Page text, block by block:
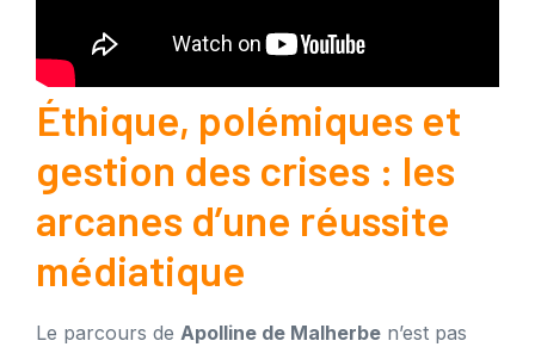
Éthique, polémiques et
gestion des crises : les
arcanes d’une réussite
médiatique
Le parcours de Apolline de Malherbe n’est pas